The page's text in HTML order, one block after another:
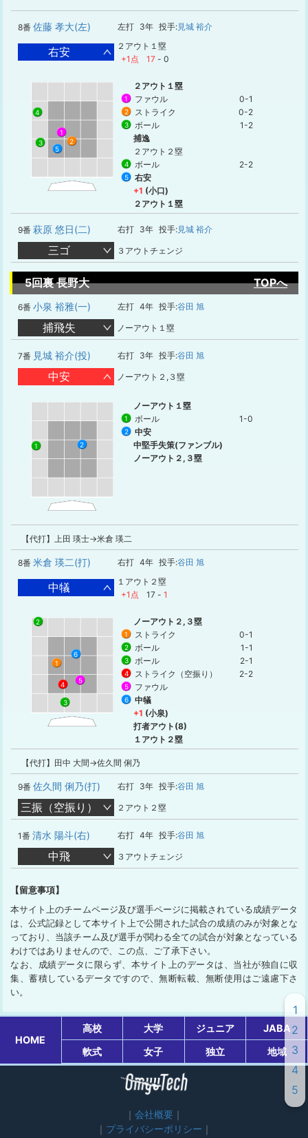
8番 佐藤 孝大(左) 左打 3年 投手:見城 裕介
右安
２アウト１塁
+1点
17 - 0
1
2
3
4
5
２アウト１塁
1 ファウル 0-1
2 ストライク 0-2
3 ボール
1-2
捕逸
２アウト２塁
4 ボール 2-2
5
右安
+1 (小口)
２アウト１塁
9番 萩原 悠日(二) 右打 3年 投手:見城 裕介
三ゴ ３アウトチェンジ
5回裏 長野大 TOPへ
6番 小泉 裕雅(一) 左打 4年 投手:谷田 旭
捕飛失 ノーアウト１塁
7番 見城 裕介(投) 右打 3年 投手:谷田 旭
中安 ノーアウト２,３塁
1 2
ノーアウト１塁
1 ボール 1-0
2
中安
中堅手失策(ファンブル)
ノーアウト２,３塁
【代打】上田 瑛士→米倉 瑛二
8番 米倉 瑛二(打) 右打 4年 投手:谷田 旭
中犠
１アウト２塁
+1点
17 - 1
1
2
3
4 5
6
ノーアウト２,３塁
1 ストライク 0-1
2 ボール 1-1
3 ボール 2-1
4 ストライク（空振り） 2-2
5 ファウル
6
中犠
+1 (小泉)
打者アウト(8)
１アウト２塁
【代打】田中 大間→佐久間 俐乃
9番 佐久間 俐乃(打) 右打 3年 投手:谷田 旭
三振（空振り） ２アウト２塁
1番 清水 陽斗(右) 右打 4年 投手:谷田 旭
中飛 ３アウトチェンジ
【留意事項】
本サイト上のチームページ及び選手ページに掲載されている成績データ
は、公式記録として本サイト上で公開された試合の成績のみが対象とな
っており、当該チーム及び選手が関わる全ての試合が対象となっている
わけではありませんので、この点、ご了承下さい。
なお、成績データに限らず、本サイト上のデータは、当社が独自に収
集、蓄積しているデータですので、無断転載、無断使用はご遠慮下さ
い。
HOME
高校 大学 ジュニア
JABA
軟式
女子 独立 地域
会社概要
プライバシーポリシー
1
2
3
4
5